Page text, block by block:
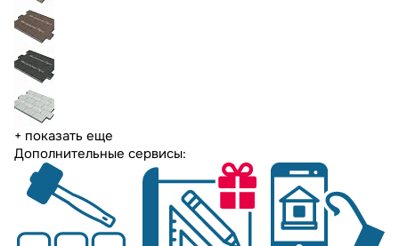
+ показать еще
Дополнительные сервисы: